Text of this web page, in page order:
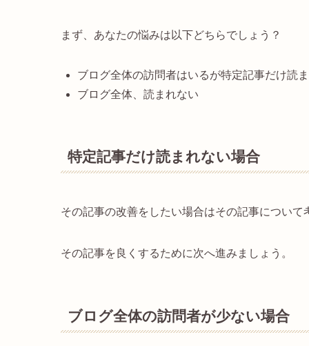
まず、あなたの悩みは以下どちらでしょう？
ブログ全体の訪問者はいるが特定記事だけ読
ブログ全体、読まれない
特定記事だけ読まれない場合
その記事の改善をしたい場合はその記事について
その記事を良くするために次へ進みましょう。
ブログ全体の訪問者が少ない場合